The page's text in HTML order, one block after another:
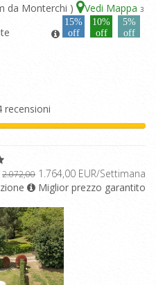
da Monterchi ) Vedi Mappa 3
15%
off
10%
off
5%
off
recensioni
2.072,00 1.764,00 EUR/Settimana
Miglior prezzo garantito